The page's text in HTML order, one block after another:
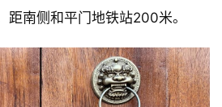
距南侧和平门地铁站200米。